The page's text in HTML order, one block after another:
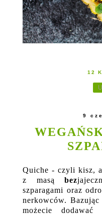
12
9
Quiche - czyli kisz,
z masąbez
szparagami oraz
nerkowców.
możecie